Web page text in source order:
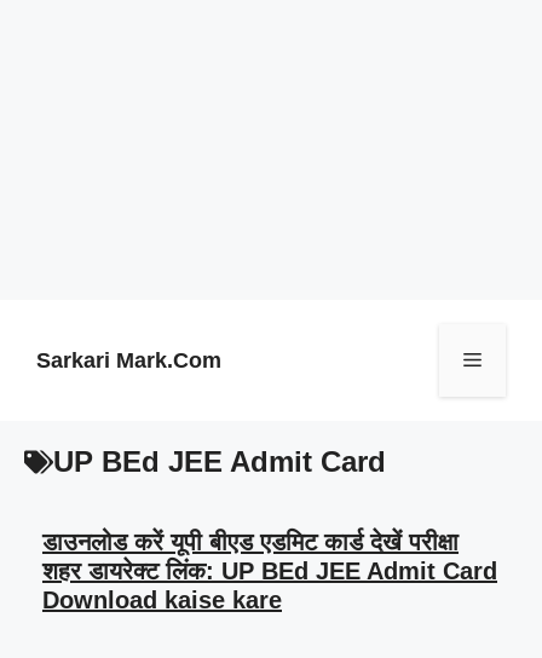
Sarkari Mark.Com Menu
UP BEd JEE Admit Card
डाउनलोड करें यूपी बीएड एडमिट कार्ड देखें परीक्षा
शहर डायरेक्ट लिंक: UP BEd JEE Admit Card
Download kaise kare